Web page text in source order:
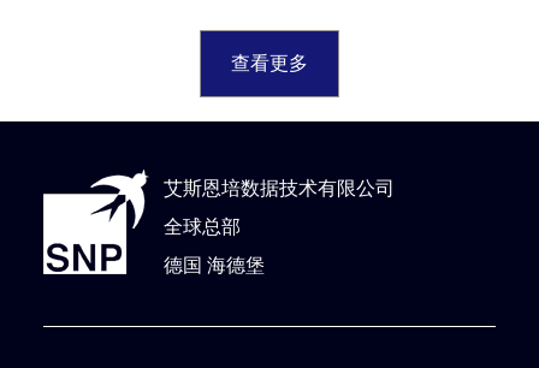
查看更多
艾斯恩培数据技术有限公司
全球总部
德国 海德堡